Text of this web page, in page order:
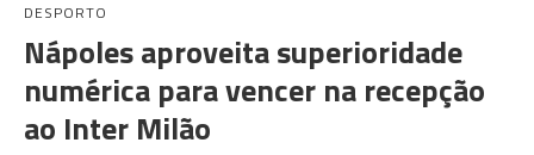
DESPORTO
Nápoles aproveita superioridade
numérica para vencer na recepção
ao Inter Milão